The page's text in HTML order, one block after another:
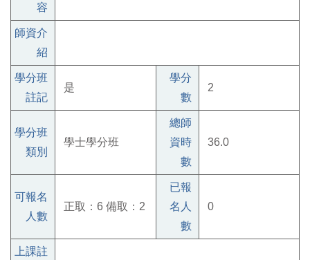
容
師資介
紹
學分班
註記
是
學分
數
2
學分班
類別
學士學分班
總師
資時
數
36.0
可報名
人數
正取：6 備取：2
已報
名人
數
0
上課註